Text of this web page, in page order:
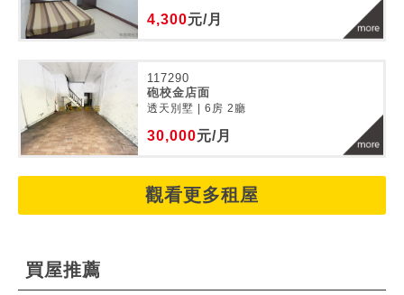
4,300元/月
117290
砲校金店面
透天別墅 | 6房 2廳
30,000元/月
觀看更多租屋
買屋推薦